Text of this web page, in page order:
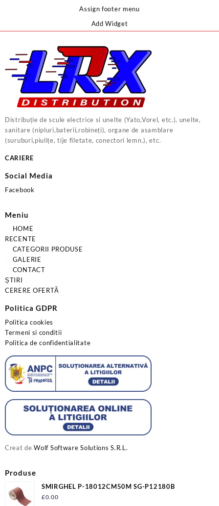
Assign footer menu
Add Widget
Distribuție de scule electrice si unelte (Yato,Vorel, etc.), unelte,
sanitare (nipluri,baterii,robineți), organe de asamblare
(suruburi,piulițe, tije filetate, conectori lemn.), etc.
CARIERE
Social Media
Facebook
Meniu
HOME
RECENTE
CATEGORII PRODUSE
GALERIE
CONTACT
ȘTIRI
CERERE OFERTĂ
Politica GDPR
Politica cookies
Termeni si conditii
Politica de confidentialitate
Creat deWolf Software Solutions S.R.L.
Produse
SMIRGHEL P-18012CM50M SG-P12180B
£0.00